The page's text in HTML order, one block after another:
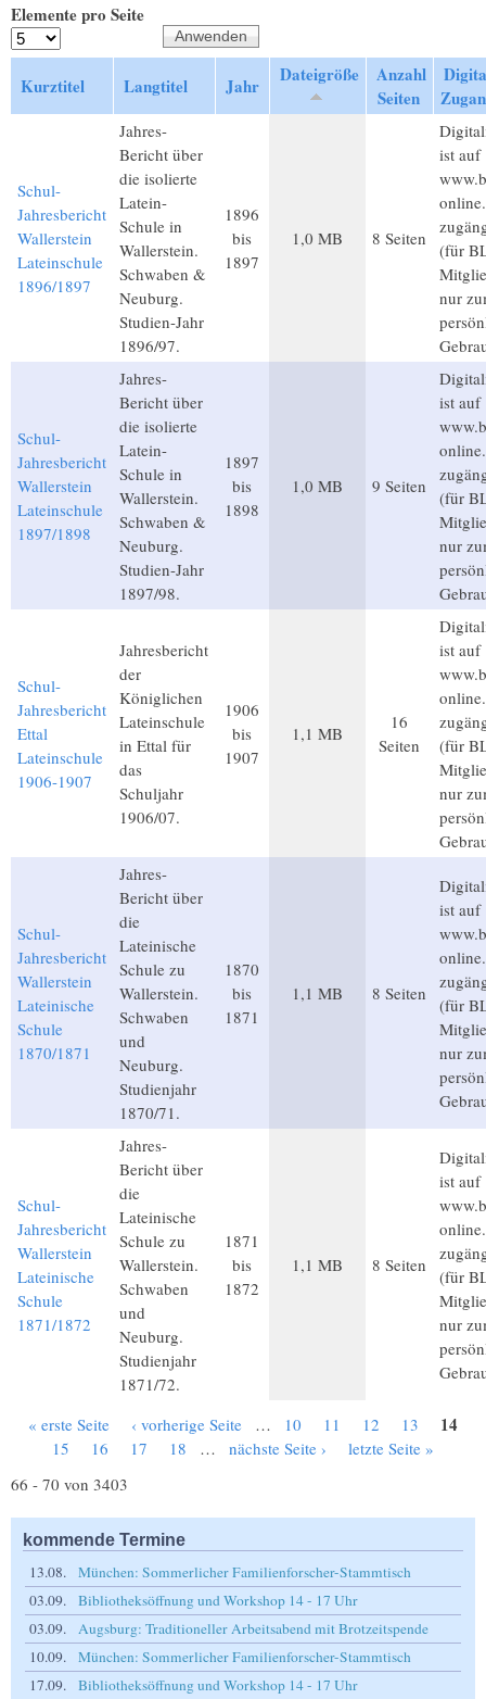
Elemente pro Seite
Kurztitel Langtitel Jahr Dateigröße
Anzahl
Seiten
Schul-
Jahresbericht
Wallerstein
Lateinschule
1896/1897
Jahres-
Bericht über
die isolierte
Latein-
Schule in
Wallerstein.
Schwaben &
Neuburg.
Studien-Jahr
1896/97.
1896
bis
1897
1,0 MB 8 Seiten
ist auf
(für
nur
Schul-
Jahresbericht
Wallerstein
Lateinschule
1897/1898
Jahres-
Bericht über
die isolierte
Latein-
Schule in
Wallerstein.
Schwaben &
Neuburg.
Studien-Jahr
1897/98.
1897
bis
1898
1,0 MB 9 Seiten
ist auf
(für
nur
Schul-
Jahresbericht
Ettal
Lateinschule
1906-1907
Jahresbericht
der
Königlichen
Lateinschule
in Ettal für
das
Schuljahr
1906/07.
1906
bis
1907
1,1 MB
16
Seiten
ist auf
(für
nur
Schul-
Jahresbericht
Wallerstein
Lateinische
Schule
1870/1871
Jahres-
Bericht über
die
Lateinische
Schule zu
Wallerstein.
Schwaben
und
Neuburg.
Studienjahr
1870/71.
1870
bis
1871
1,1 MB 8 Seiten
ist auf
(für
nur
Schul-
Jahresbericht
Wallerstein
Lateinische
Schule
1871/1872
Jahres-
Bericht über
die
Lateinische
Schule zu
Wallerstein.
Schwaben
und
Neuburg.
Studienjahr
1871/72.
1871
bis
1872
1,1 MB 8 Seiten
ist auf
(für
nur
Seiten
« erste Seite ‹ vorherige Seite … 10 11 12 13 14
15 16 17 18 … nächste Seite ›
letzte Seite »
66 - 70 von 3403
kommende Termine
13.08.
München: Sommerlicher Familienforscher-Stammtisch
03.09.
Bibliotheksöffnung und Workshop 14 - 17 Uhr
03.09.
Augsburg: Traditioneller Arbeitsabend mit Brotzeitspende
10.09.
München: Sommerlicher Familienforscher-Stammtisch
17.09.
Bibliotheksöffnung und Workshop 14 - 17 Uhr